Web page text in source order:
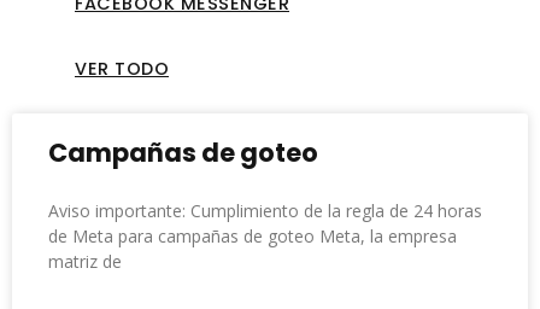
VER TODO
Campañas de goteo
Aviso importante: Cumplimiento de la regla de 24 horas
de Meta para campañas de goteo Meta, la empresa
matriz de